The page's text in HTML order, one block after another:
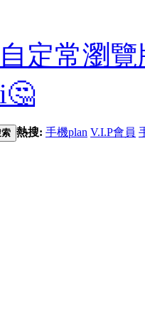
自定常瀏
熱搜: 手機plan V.I.P會員